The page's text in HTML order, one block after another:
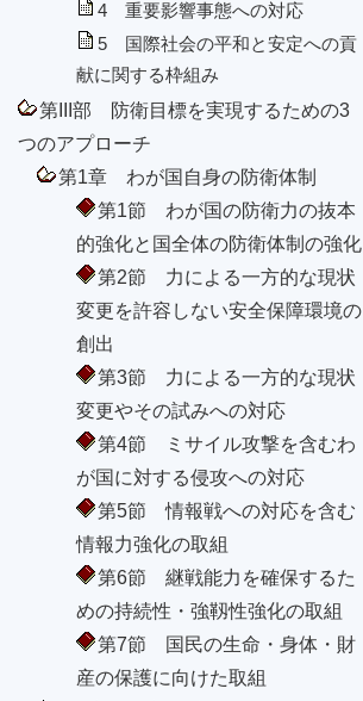
4 重要影響事態への対応
5 国際社会の平和と安定への貢
献に関する枠組み
第III部 防衛目標を実現するための3
つのアプローチ
第1章 わが国自身の防衛体制
第1節 わが国の防衛力の抜本
的強化と国全体の防衛体制の強化
第2節 力による一方的な現状
変更を許容しない安全保障環境の
創出
第3節 力による一方的な現状
変更やその試みへの対応
第4節 ミサイル攻撃を含むわ
が国に対する侵攻への対応
第5節 情報戦への対応を含む
情報力強化の取組
第6節 継戦能力を確保するた
めの持続性・強靱性強化の取組
第7節 国民の生命・身体・財
産の保護に向けた取組